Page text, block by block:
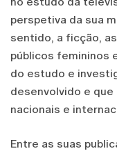
perspetiva da sua
sentido, a ficção,
públicos femininos
do estudo e
desenvolvido e
nacionais e
Entre as suas